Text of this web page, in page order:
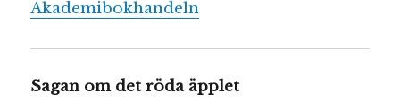
Akademibokhandeln
Sagan om det röda äpplet